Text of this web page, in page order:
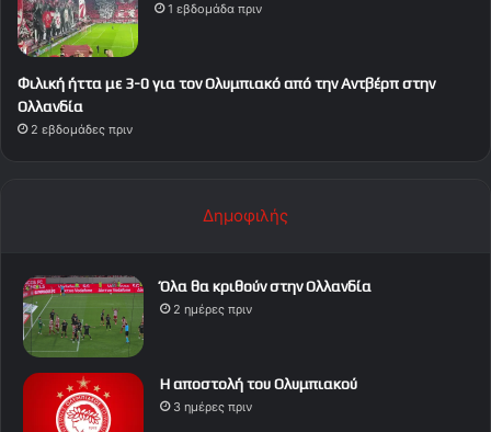
1 εβδομάδα πριν
Φιλική ήττα με 3-0 για τον Ολυμπιακό από την Αντβέρπ στην
Ολλανδία
2 εβδομάδες πριν
Δημοφιλής
Όλα θα κριθούν στην Ολλανδία
2 ημέρες πριν
Η αποστολή του Ολυμπιακού
3 ημέρες πριν